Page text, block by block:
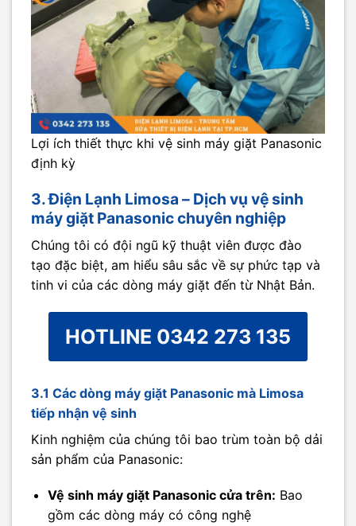
Lợi ích thiết thực khi vệ sinh máy giặt Panasonic
định kỳ
3. Điện Lạnh Limosa – Dịch vụ vệ sinh
máy giặt Panasonic chuyên nghiệp
Chúng tôi có đội ngũ kỹ thuật viên được đào
tạo đặc biệt, am hiểu sâu sắc về sự phức tạp và
tinh vi của các dòng máy giặt đến từ Nhật Bản.
HOTLINE 0342 273 135
3.1 Các dòng máy giặt Panasonic mà Limosa
tiếp nhận vệ sinh
Kinh nghiệm của chúng tôi bao trùm toàn bộ dải
sản phẩm của Panasonic:
Vệ sinh máy giặt Panasonic cửa trên: Bao
gồm các dòng máy có công nghệ